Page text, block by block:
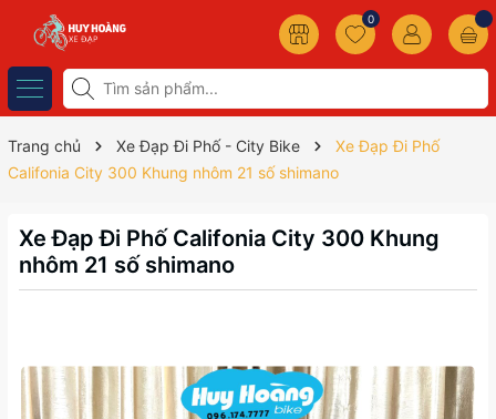
0
Trang chủ Xe Đạp Đi Phố - City Bike
Xe Đạp Đi Phố
Califonia City 300 Khung nhôm 21 số shimano
Xe Đạp Đi Phố Califonia City 300 Khung
nhôm 21 số shimano